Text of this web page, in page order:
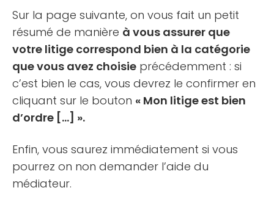
Sur la page suivante, on vous fait un petit
résumé de manière à vous assurer que
votre litige correspond bien à la catégorie
que vous avez choisie précédemment : si
c’est bien le cas, vous devrez le confirmer en
cliquant sur le bouton « Mon litige est bien
d’ordre […] ».
Enfin, vous saurez immédiatement si vous
pourrez on non demander l’aide du
médiateur.